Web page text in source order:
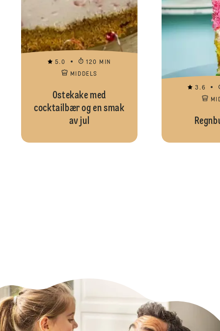
5.0
120 MIN
MIDDELS
Ostekake med
cocktailbær og en smak
av jul
3.6